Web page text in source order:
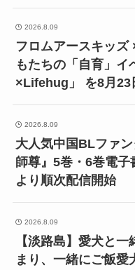
2026.8.09
フロムアースキッ
もたちの「自育」イ
×Lifehug」 を8月23
2026.8.09
大人気中国BLファ
師尊』5巻・6巻電子
より順次配信開始
2026.8.09
【淡路島】愛犬と
まり、一緒にご飯愛